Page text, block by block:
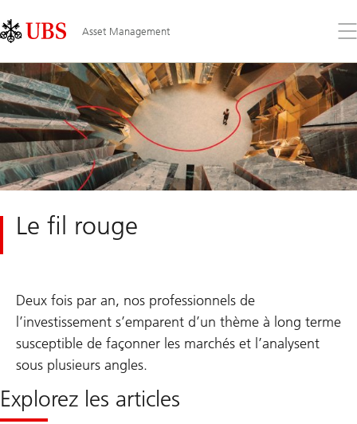
Links
Area
Asset Management
le
Le fil rouge
Deux fois par an, nos professionnels de
l’investissement s’emparent d’un thème à long terme
susceptible de façonner les marchés et l’analysent
sous plusieurs angles.
Explorez les articles